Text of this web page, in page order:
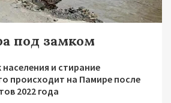
под замком
и стирание
происходит на Памире после
2022 года